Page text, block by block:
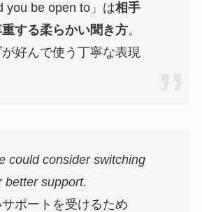
you be open to」は相手
する柔らかい聞き方。
好んで使う丁寧な表現
could consider switching
better support.
サポートを受けるため